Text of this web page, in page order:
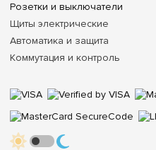
Розетки и выключатели
Щиты электрические
Автоматика и защита
Коммутация и контроль